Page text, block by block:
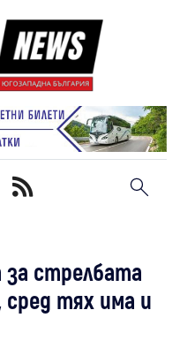
стрелбата
сред тях има и